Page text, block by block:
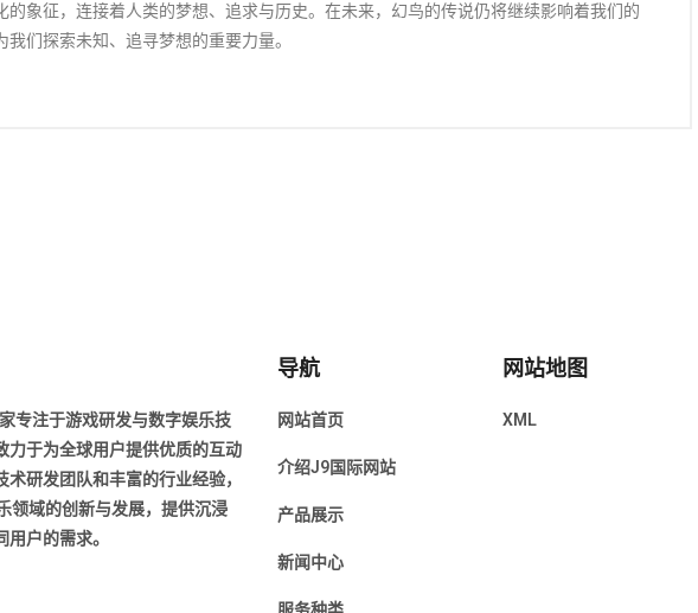
的象征，连接着人类的梦想、追求与历史。在未来，幻鸟的传说仍将继续影响着我们的
我们探索未知、追寻梦想的重要力量。
专注于游戏研发与数字娱乐技
力于为全球用户提供优质的互动
研发团队和丰富的行业经验，
领域的创新与发展，提供沉浸
户的需求。
导航
网站首页
介绍J9国际网站
产品展示
新闻中心
网站地图
XML